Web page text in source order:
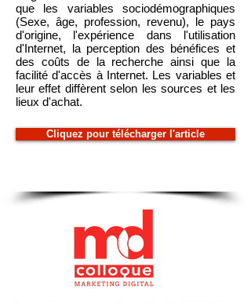
que les variables sociodémographiques
(Sexe, âge, profession, revenu), le pays
d'origine, l'expérience dans l'utilisation
d'Internet, la perception des bénéfices et
des coûts de la recherche ainsi que la
facilité d'accès à Internet. Les variables et
leur effet diffèrent selon les sources et les
lieux d'achat.
Cliquez pour télécharger l'article